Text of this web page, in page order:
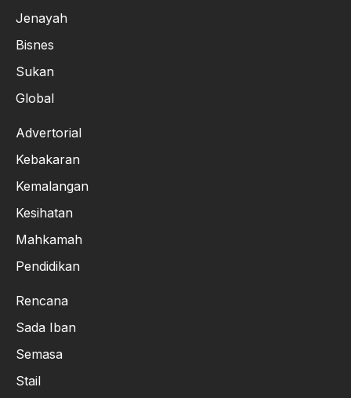
Jenayah
Bisnes
Sukan
Global
Advertorial
Kebakaran
Kemalangan
Kesihatan
Mahkamah
Pendidikan
Rencana
Sada Iban
Semasa
Stail